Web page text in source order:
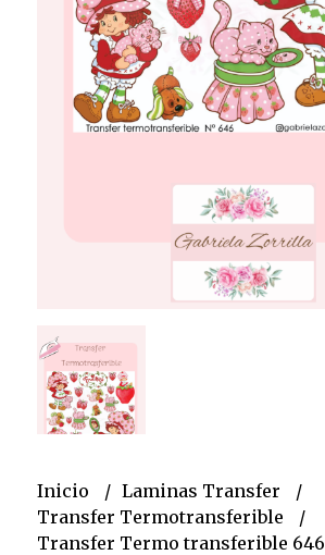
Inicio
Laminas Transfer
Transfer Termotransferible
Transfer Termo transferible 646